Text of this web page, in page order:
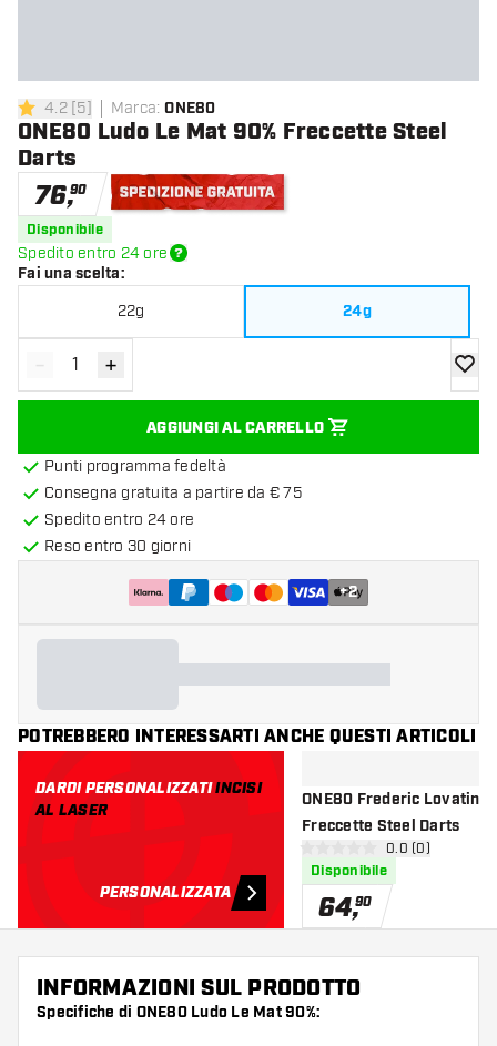
4.2 stelle di valutazione
4.2[5] Marca: ONE80
ONE80 Ludo Le Mat 90% Freccette Steel
Darts
76,90
Disponibile
Spedito entro 24 ore
Fai una scelta:
22g 24g
Diminuisci quantità
- Aumenta quantità
+
AGGIUNGI AL CARRELLO
Punti programma fedeltà
Consegna gratuita a partire da € 75
Spedito entro 24 ore
Reso entro 30 giorni
+2
POTREBBERO INTERESSARTI ANCHE QUESTI ARTICOLI
DARDI PERSONALIZZATIINCISI
AL LASER
PERSONALIZZATA
ONE80 Frederic Lovatin
Freccette Steel Darts
apri pannello
0 stelle di valutazione
0.0 (0)
Disponibile
64,90
INFORMAZIONI SUL PRODOTTO
Specifiche di ONE80 Ludo Le Mat 90%: